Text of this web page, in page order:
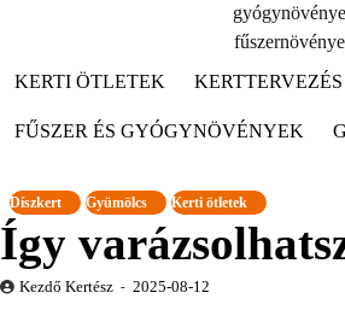
KERTI ÖTLETEK
KERTTERVEZÉS
FŰSZER ÉS GYÓGYNÖVÉNYEK
Díszkert Gyümölcs Kerti ötletek
Így
Kezdő Kertész 2025-08-12